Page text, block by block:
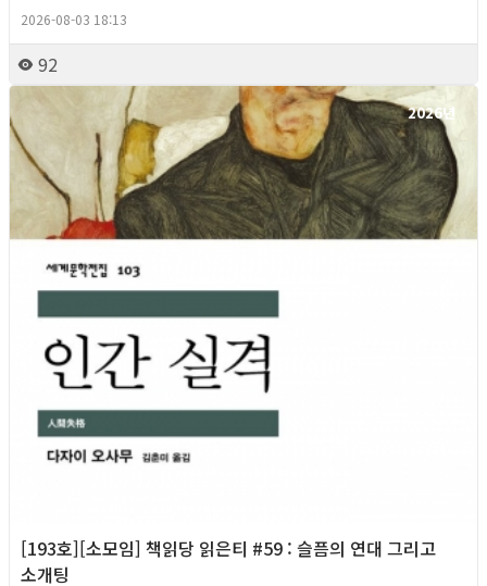
2026-08-03 18:13
92
2026년
[193호][소모임] 책읽당 읽은티 #59 : 슬픔의 연대 그리고
소개팅